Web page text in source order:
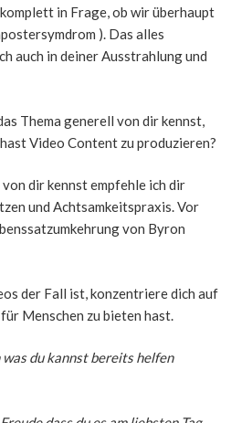
in Frage, ob wir überhaupt
). Das alles
auch in deiner Ausstrahlung und
Thema generell von dir kennst,
Video Content zu produzieren?
dir kennst empfehle ich dir
und Achtsamkeitspraxis. Vor
von Byron
der Fall ist, konzentriere dich auf
Menschen zu bieten hast.
du kannst bereits helfen